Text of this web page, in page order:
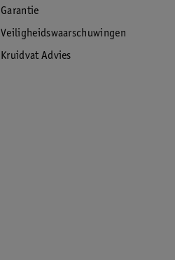
Garantie
Veiligheidswaarschuwingen
Kruidvat Advies